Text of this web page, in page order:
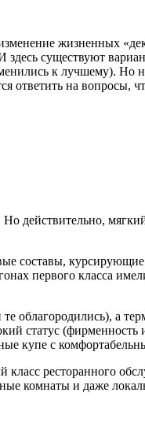
жизненных
существуют
к лучшему). Но
ответить на вопросы,
действительно,
составы,
первого класса
облагородились), а
статус
купе с
ресторанного
комнаты и даже